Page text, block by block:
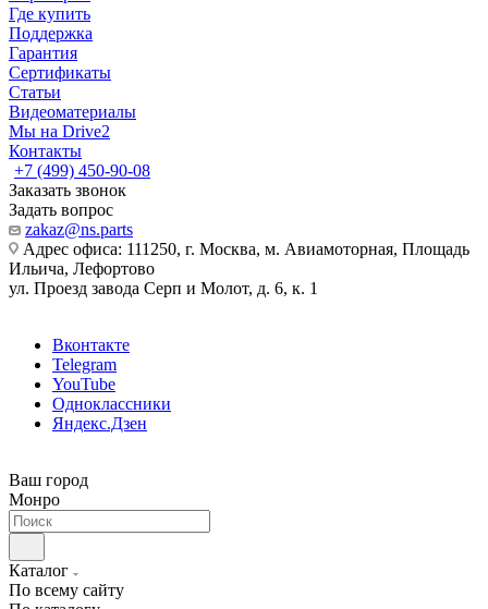
Где купить
Поддержка
Гарантия
Сертификаты
Статьи
Видеоматериалы
Мы на Drive2
Контакты
+7 (499) 450-90-08
Заказать звонок
Задать вопрос
zakaz@ns.parts
Адрес офиса: 111250, г. Москва, м. Авиамоторная, Площадь
Ильича, Лефортово
ул. Проезд завода Серп и Молот, д. 6, к. 1
Вконтакте
Telegram
YouTube
Одноклассники
Яндекс.Дзен
Ваш город
Монро
Каталог
По всему сайту